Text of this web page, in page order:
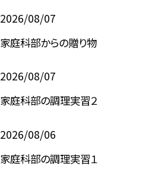
2026/08/07
家庭科部からの贈り物
2026/08/07
家庭科部の調理実習２
2026/08/06
家庭科部の調理実習１